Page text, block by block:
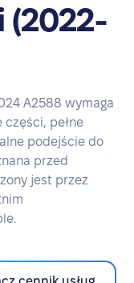
(2022-
A2588 wymaga
części, pełne
podejście do
przed
jest przez